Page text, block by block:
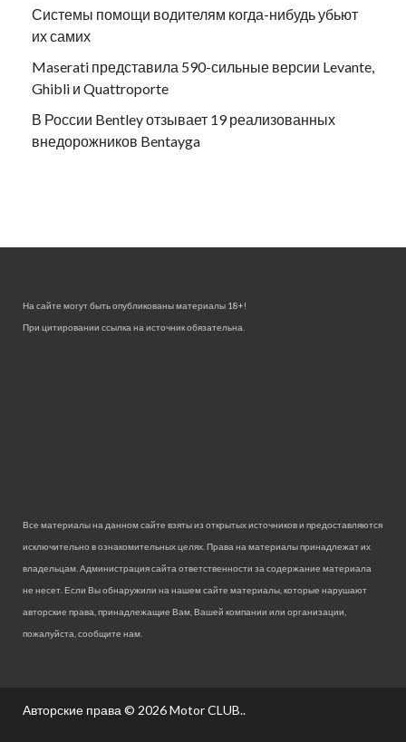
Системы помощи водителям когда-нибудь убьют
их самих
Maserati представила 590-сильные версии Levante,
Ghibli и Quattroporte
В России Bentley отзывает 19 реализованных
внедорожников Bentayga
На сайте могут быть опубликованы материалы 18+!
При цитировании ссылка на источник обязательна.
Все материалы на данном сайте взяты из открытых источников и предоставляются
исключительно в ознакомительных целях. Права на материалы принадлежат их
владельцам. Администрация сайта ответственности за содержание материала
не несет. Если Вы обнаружили на нашем сайте материалы, которые нарушают
авторские права, принадлежащие Вам, Вашей компании или организации,
пожалуйста, сообщите нам.
Авторские права © 2026Motor CLUB..